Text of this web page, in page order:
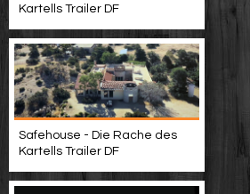
Kartells Trailer DF
Safehouse - Die Rache des
Kartells Trailer DF